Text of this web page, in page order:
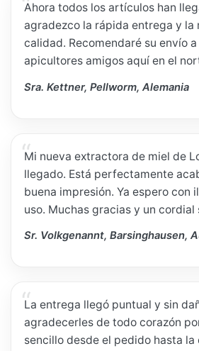
Ahora todos los artículos han
agradezco la rápida entrega y la
calidad. Recomendaré su envío
apicultores amigos aquí en el
Sra. Kettner, Pellworm, Alemania
Mi nueva extractora de miel de
llegado. Está perfectamente
buena impresión. Ya espero con
uso. Muchas gracias y un cordial
Sr. Volkgenannt, Barsinghausen,
La entrega llegó puntual y sin
agradecerles de todo corazón
sencillo desde el pedido hasta la